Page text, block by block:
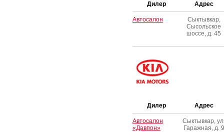
Дилер Адрес
Автосалон
Сыктывкар,
Сысольское
шоссе, д. 45
Дилер Адрес
Автосалон
«Давпон»
Сыктывкар,
Гаражная, д. 9